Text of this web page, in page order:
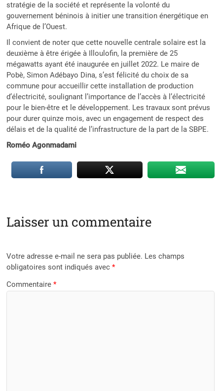
stratégie de la société et représente la volonté du
gouvernement béninois à initier une transition énergétique en
Afrique de l’Ouest.
Il convient de noter que cette nouvelle centrale solaire est la
deuxième à être érigée à Illoulofin, la première de 25
mégawatts ayant été inaugurée en juillet 2022. Le maire de
Pobè, Simon Adébayo Dina, s’est félicité du choix de sa
commune pour accueillir cette installation de production
d’électricité, soulignant l’importance de l’accès à l’électricité
pour le bien-être et le développement. Les travaux sont prévus
pour durer quinze mois, avec un engagement de respect des
délais et de la qualité de l’infrastructure de la part de la SBPE.
Roméo Agonmadami
Laisser un commentaire
Votre adresse e-mail ne sera pas publiée. Les champs
obligatoires sont indiqués avec*
Commentaire*